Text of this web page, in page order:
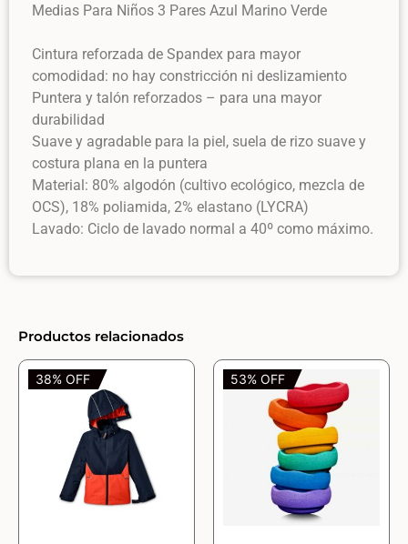
Medias Para Niños 3 Pares Azul Marino Verde
Cintura reforzada de Spandex para mayor
comodidad: no hay constricción ni deslizamiento
Puntera y talón reforzados – para una mayor
durabilidad
Suave y agradable para la piel, suela de rizo suave y
costura plana en la puntera
Material: 80% algodón (cultivo ecológico, mezcla de
OCS), 18% poliamida, 2% elastano (LYCRA)
Lavado: Ciclo de lavado normal a 40º como máximo.
Productos relacionados
38% OFF 53% OFF